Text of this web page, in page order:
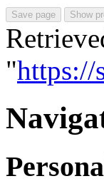
"https://